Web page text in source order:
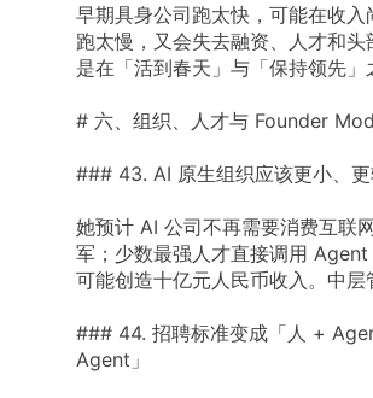
早期具身公司跑太快，可能在收入
跑太慢，又会失去融资、人才和头
是在「活到春天」与「保持领先」
# 六、组织、人才与 Founder
### 43. AI 原生组织应该更小、
她预计 AI 公司不再需要消费互联
军；少数最强人才直接调用 Agent
可能创造十亿元人民币收入。中层
### 44. 招聘标准变成「人 +
Agent」